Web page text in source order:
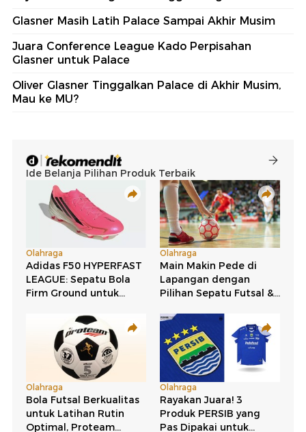
Glasner Masih Latih Palace Sampai Akhir Musim
Juara Conference League Kado Perpisahan
Glasner untuk Palace
Oliver Glasner Tinggalkan Palace di Akhir Musim,
Mau ke MU?